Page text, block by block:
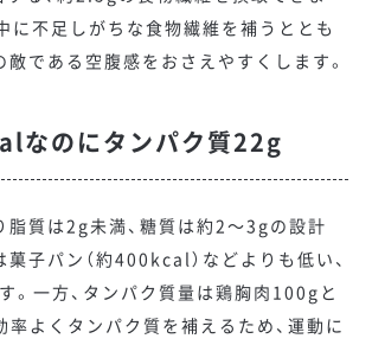
に不足しがちな食物繊維を補うととも
敵である空腹感をおさえやすくします。
のにタンパク質22g
脂質は2g未満、糖質は約2～3gの設計
菓子パン（約400kcal）などよりも低い、
。一方、タンパク質量は鶏胸肉100gと
率よくタンパク質を補えるため、運動に